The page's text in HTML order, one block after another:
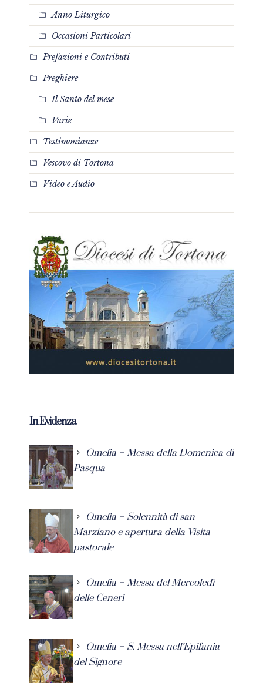
Anno Liturgico
Occasioni Particolari
Prefazioni e Contributi
Preghiere
Il Santo del mese
Varie
Testimonianze
Vescovo di Tortona
Video e Audio
In Evidenza
Omelia – Messa della Domenica di
Pasqua
Omelia – Solennità di san
Marziano e apertura della Visita
pastorale
Omelia – Messa del Mercoledì
delle Ceneri
Omelia – S. Messa nell’Epifania
del Signore